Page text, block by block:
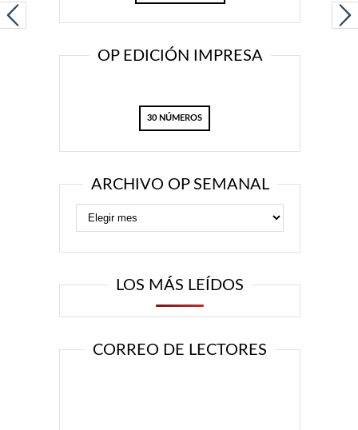
OP EDICIÓN IMPRESA
30 NÚMEROS
ARCHIVO OP SEMANAL
LOS MÁS LEÍDOS
CORREO DE LECTORES